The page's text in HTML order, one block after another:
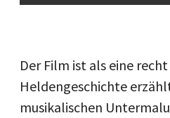
Der Film ist als eine
Heldengeschichte
musikalischen